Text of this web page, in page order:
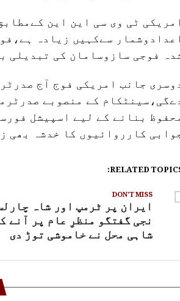
امریکی ٹی وی سی این این
اعدادوشمار سےکہیں زیادہ
فوجی سازوسامان کی تبدیلی
جانب امریکی فوج آج
کے منصوبے
محفوظ بنانے کے لیے اسپیشل
کارروائیوں کا خدشہ بھی
RELATED
DON'T MISS
ایران پر ٹرمپ اور شاہ
نجی گفتگو منظرِ عام پر آنے
شاہی محل نے خاموشی توڑ دی